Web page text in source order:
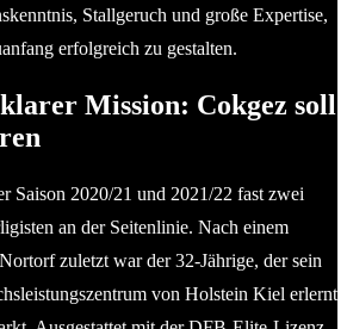
Stallgeruch und große Expertise,
erfolgreich zu gestalten.
Mission: Cokgez soll
Saison 2020/21 und 2021/22 fast zwei
an der Seitenlinie. Nach einem
zuletzt war der 32-Jährige, der sein
von Holstein Kiel erlernt